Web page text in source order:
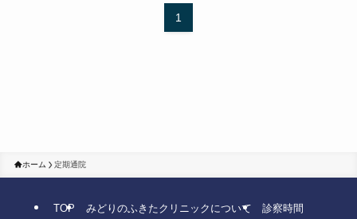
1
ホーム 定期通院
TOP みどりのふきたクリニックについて 診察時間